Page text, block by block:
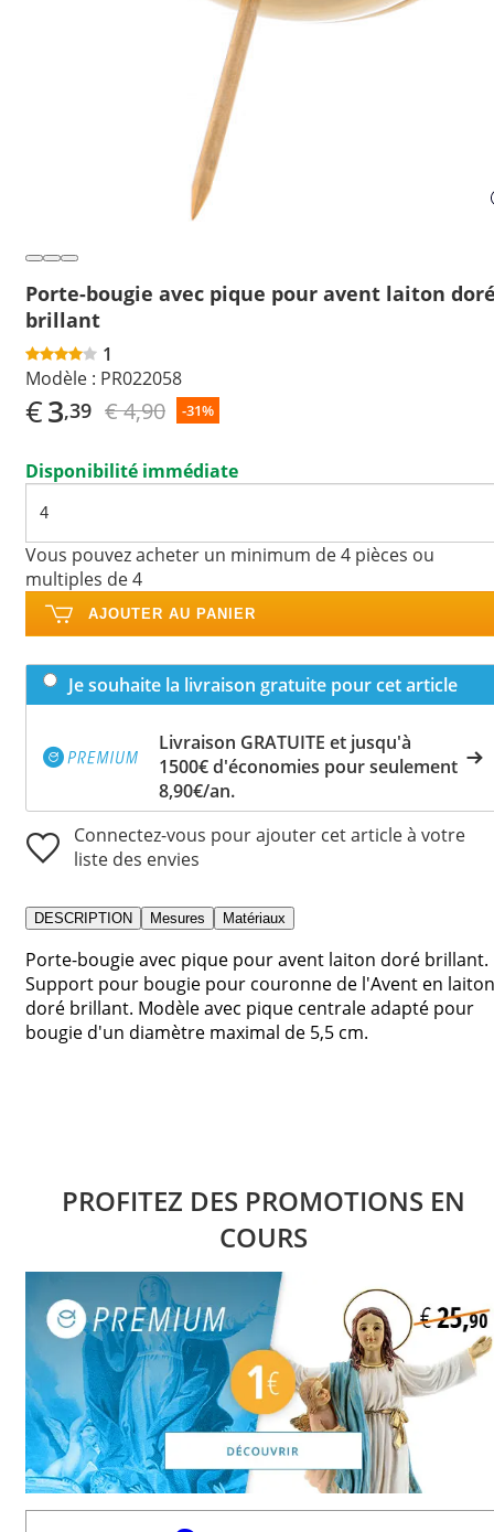
Porte-bougie avec pique pour avent laiton
brillant
1
Modèle : PR022058
€3,39 € 4,90 -31%
Disponibilité immédiate
Vous pouvez acheter un minimum de 4 pièces ou
multiples de 4
AJOUTER AU PANIER
Je souhaite la livraison gratuite pour cet article
Livraison GRATUITE et jusqu'à
1500€ d'économies pour seulement
8,90€/an.
Connectez-vous pour ajouter cet article à votre
liste des envies
DESCRIPTION Mesures Matériaux
Porte-bougie avec pique pour avent laiton doré brillant.
Support pour bougie pour couronne de l'Avent en laiton
doré brillant. Modèle avec pique centrale adapté pour
bougie d'un diamètre maximal de 5,5 cm.
PROFITEZ DES PROMOTIONS EN
COURS